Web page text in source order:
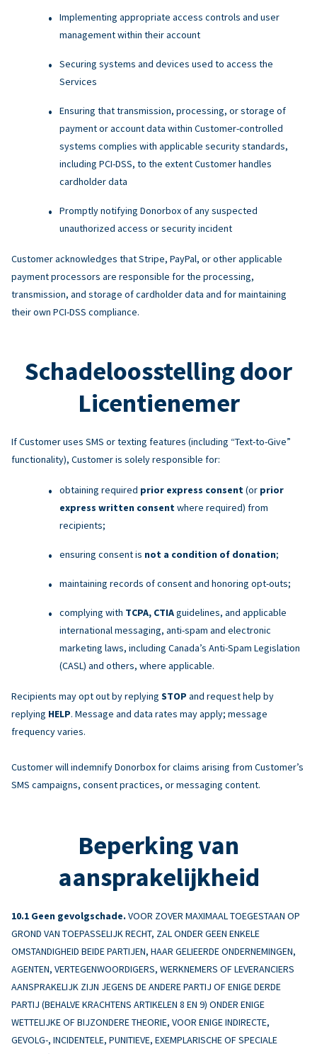
Implementing appropriate access controls and user
management within their account
Securing systems and devices used to access the
Services
Ensuring that transmission, processing, or storage of
payment or account data within Customer-controlled
systems complies with applicable security standards,
including PCI-DSS, to the extent Customer handles
cardholder data
Promptly notifying Donorbox of any suspected
unauthorized access or security incident
Customer acknowledges that Stripe, PayPal, or other applicable
payment processors are responsible for the processing,
transmission, and storage of cardholder data and for maintaining
their own PCI-DSS compliance.
Schadeloosstelling door
Licentienemer
If Customer uses SMS or texting features (including “Text-to-Give”
functionality), Customer is solely responsible for:
obtaining required prior express consent (or prior
express written consent where required) from
recipients;
ensuring consent is not a condition of donation;
maintaining records of consent and honoring opt-outs;
complying with TCPA, CTIAguidelines, and applicable
international messaging, anti-spam and electronic
marketing laws, including Canada’s Anti-Spam Legislation
(CASL) and others, where applicable.
Recipients may opt out by replying STOP and request help by
replying HELP. Message and data rates may apply; message
frequency varies.
Customer will indemnify Donorbox for claims arising from Customer’s
SMS campaigns, consent practices, or messaging content.
Beperking van
aansprakelijkheid
Geen gevolgschade. VOOR ZOVER MAXIMAAL TOEGESTAAN OP
GROND VAN TOEPASSELIJK RECHT, ZAL ONDER GEEN ENKELE
OMSTANDIGHEID BEIDE PARTIJEN, HAAR GELIEERDE ONDERNEMINGEN,
AGENTEN, VERTEGENWOORDIGERS, WERKNEMERS OF LEVERANCIERS
AANSPRAKELIJK ZIJN JEGENS DE ANDERE PARTIJ OF ENIGE DERDE
PARTIJ (BEHALVE KRACHTENS ARTIKELEN 8 EN 9) ONDER ENIGE
WETTELIJKE OF BIJZONDERE THEORIE, VOOR ENIGE INDIRECTE,
GEVOLG-, INCIDENTELE, PUNITIEVE, EXEMPLARISCHE OF SPECIALE